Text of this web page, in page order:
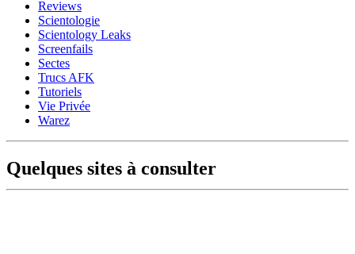
Reviews
Scientologie
Scientology Leaks
Screenfails
Sectes
Trucs AFK
Tutoriels
Vie Privée
Warez
Quelques sites à consulter